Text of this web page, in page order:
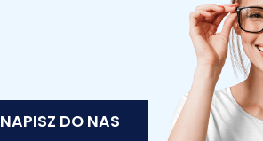
NAPISZ DO NAS